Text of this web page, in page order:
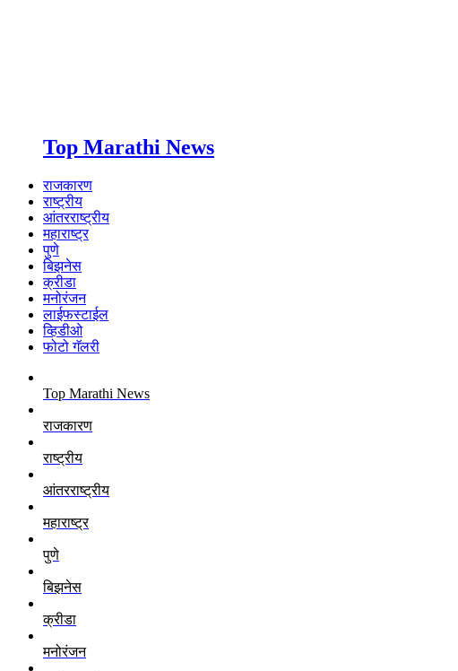
Top Marathi News
राजकारण
राष्ट्रीय
आंतरराष्ट्रीय
महाराष्ट्र
पुणे
बिझनेस
क्रीडा
मनोरंजन
लाईफस्टाईल
व्हिडीओ
फोटो गॅलरी
Top Marathi News
राजकारण
राष्ट्रीय
आंतरराष्ट्रीय
महाराष्ट्र
पुणे
बिझनेस
क्रीडा
मनोरंजन